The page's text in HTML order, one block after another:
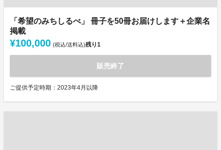
「希望のみちしるべ」 冊子を50冊お届けします＋企業名
掲載
¥100,000 (税込/送料込)残り1
販売終了
ご提供予定時期：2023年4月以降